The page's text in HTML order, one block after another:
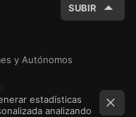
SUBIR
y Autónomos
estadísticas
analizando